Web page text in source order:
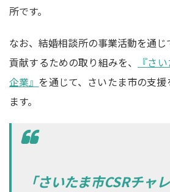
所です。
なお、結婚相談所の事業活動を通
貢献するための取り組みを、
『さ
企業』 を通じて、さいたま市の支
ます。
「さいたま市CSRチャ